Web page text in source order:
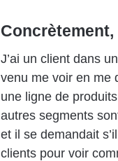
J’ai un client dans
venu me voir en me
une ligne de
autres segments
et il se demandait
clients pour voir